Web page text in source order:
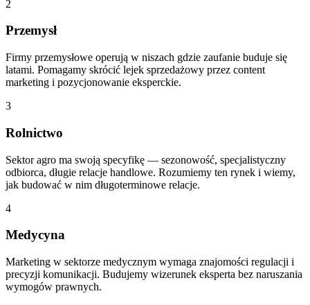
2
Przemysł
Firmy przemysłowe operują w niszach gdzie zaufanie buduje się
latami. Pomagamy skrócić lejek sprzedażowy przez content
marketing i pozycjonowanie eksperckie.
3
Rolnictwo
Sektor agro ma swoją specyfikę — sezonowość, specjalistyczny
odbiorca, długie relacje handlowe. Rozumiemy ten rynek i wiemy,
jak budować w nim długoterminowe relacje.
4
Medycyna
Marketing w sektorze medycznym wymaga znajomości regulacji i
precyzji komunikacji. Budujemy wizerunek eksperta bez naruszania
wymogów prawnych.